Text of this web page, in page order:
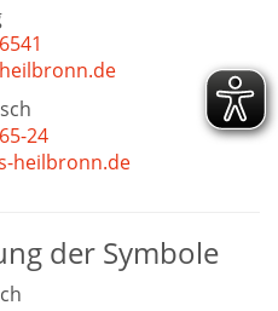
24
heilbronn.de
der Symbole